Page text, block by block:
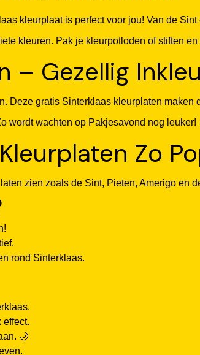
kleurplaat is perfect voor jou! Van de
kleuren. Pak je kleurpotloden of stiften
– Gezellig
Deze gratis Sinterklaas kleurplaten
wordt wachten op Pakjesavond nog leuker!
Zo
zien zoals de Sint, Pieten, Amerigo en
rond Sinterklaas.
effect.
🌙